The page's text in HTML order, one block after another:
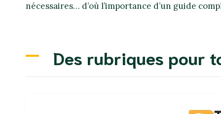
nécessaires… d’où l’importance d’un guide
Des rubriques pour